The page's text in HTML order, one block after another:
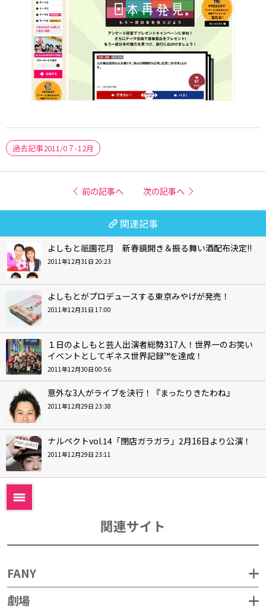
過去記事2011/0７-12月
前の記事へ 次の記事へ
関連記事
よしもと祇園花月 新春鏡開き＆振る舞い酒配布決定!!
2011年12月31日 20:23
よしもとがプロデュースする東京みやげが発売！
2011年12月31日 17:00
１日のよしもと芸人出演者総勢317人！世界一のお笑い
イベントとしてギネス世界記録™を達成！
2011年12月30日 00:56
意外な3人がライブを決行！『まったりきたわね』
2011年12月29日 23:38
ナルペクトvol.14「閉店ガラガラ」2月16日より公演！
2011年12月29日 23:11
関連サイト
FANY
劇場